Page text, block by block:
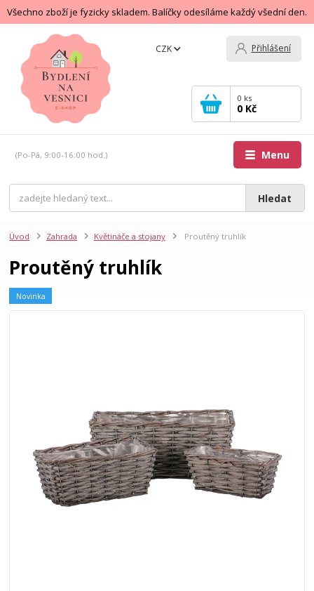
Všechno zboží je fyzicky skladem. Balíčky odesíláme každý všední den.
Menu
CZK Přihlášení
Hledat
(Po-Pá, 9:00-16:00 hod.)
0 ks
0 Kč
Úvod Zahrada Květináče a stojany Proutěný truhlík
Proutěný truhlík
Novinka